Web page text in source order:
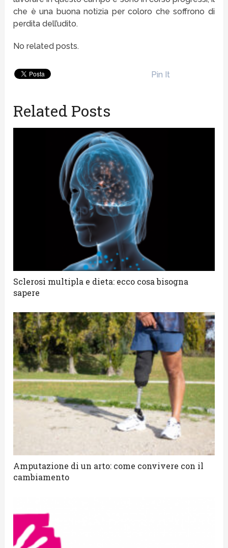
che è una buona notizia per coloro che soffrono di
perdita dell’udito.
No related posts.
Pin It
Related Posts
Sclerosi multipla e dieta: ecco cosa bisogna
sapere
Amputazione di un arto: come convivere con il
cambiamento